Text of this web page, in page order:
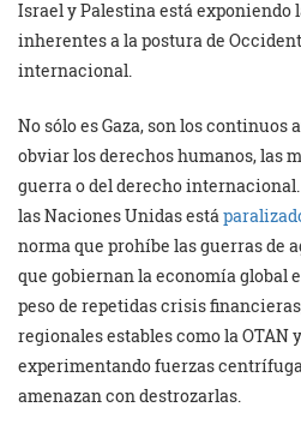
Israel y Palestina está
inherentes a la postura de
internacional.
No sólo es Gaza, son los continuos
obviar los derechos humanos, las
guerra o del derecho internacional.
las Naciones Unidas está
norma que prohíbe las guerras de
que gobiernan la economía global
peso de repetidas crisis
regionales estables como la OTAN
experimentando fuerzas
amenazan con destrozarlas.